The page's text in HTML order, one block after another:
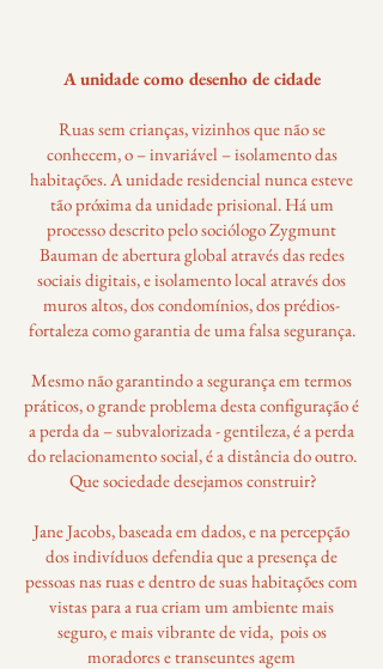
A unidade como desenho de cidade
Ruas sem crianças, vizinhos que não se
conhecem, o – invariável – isolamento das
habitações. A unidade residencial nunca esteve
tão próxima da unidade prisional. Há um
processo descrito pelo sociólogo Zygmunt
Bauman de abertura global através das redes
sociais digitais, e isolamento local através dos
muros altos, dos condomínios, dos prédios-
fortaleza como garantia de uma falsa segurança.
Mesmo não garantindo a segurança em termos
práticos, o grande problema desta configuração é
a perda da – subvalorizada - gentileza, é a perda
do relacionamento social, é a distância do outro.
Que sociedade desejamos construir?
Jane Jacobs, baseada em dados, e na percepção
dos indivíduos defendia que a presença de
pessoas nas ruas e dentro de suas habitações com
vistas para a rua criam um ambiente mais
seguro, e mais vibrante de vida, pois os
moradores e transeuntes agem